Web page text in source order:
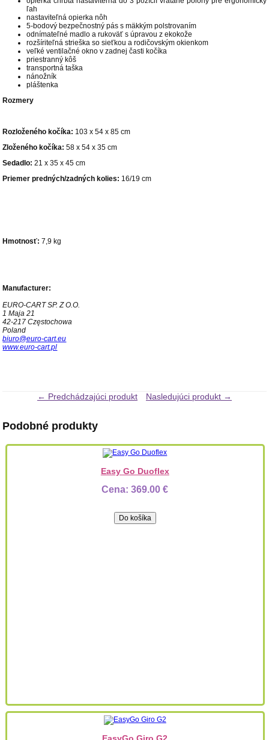
ľah
nastaviteľná opierka nôh
5-bodový bezpečnostný pás s mäkkým polstrovaním
odnímateľné madlo a rukoväť s úpravou z ekokože
rozšíriteľná strieška so sieťkou a rodičovským okienkom
veľké ventilačné okno v zadnej časti kočíka
priestranný kôš
transportná taška
nánožník
pláštenka
Rozmery
Rozloženého kočíka: 103 x 54 x 85 cm
Zloženého kočíka: 58 x 54 x 35 cm
Sedadlo: 21 x 35 x 45 cm
Priemer predných/zadných kolies: 16/19 cm
Hmotnosť:7,9 kg
Manufacturer:
EURO-CART SP. Z O.O.
1 Maja 21
42-217 Częstochowa
Poland
biuro@euro-cart.eu
www.euro-cart.pl
← Predchádzajúci produkt Nasledujúci produkt →
Podobné produkty
Easy Go Duoflex
Cena:369.00 €